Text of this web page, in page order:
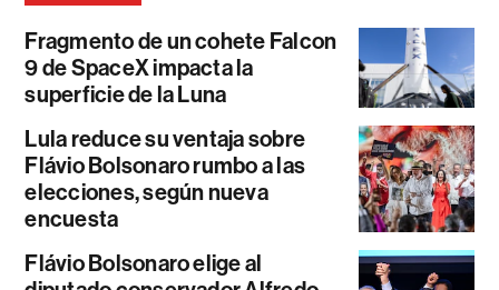
Fragmento de un cohete Falcon
9 de SpaceX impacta la
superficie de la Luna
Lula reduce su ventaja sobre
Flávio Bolsonaro rumbo a las
elecciones, según nueva
encuesta
Flávio Bolsonaro elige al